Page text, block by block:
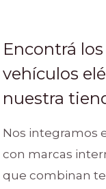
Encontrá
vehículos
nuestra
Nos integramos
con marcas
que combinan